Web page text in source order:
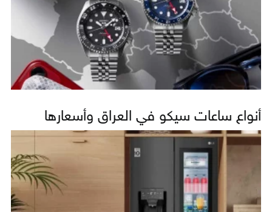
أنواع ساعات سيكو في العراق وأسعارها